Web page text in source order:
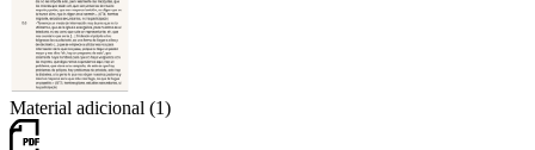
Material adicional (1)